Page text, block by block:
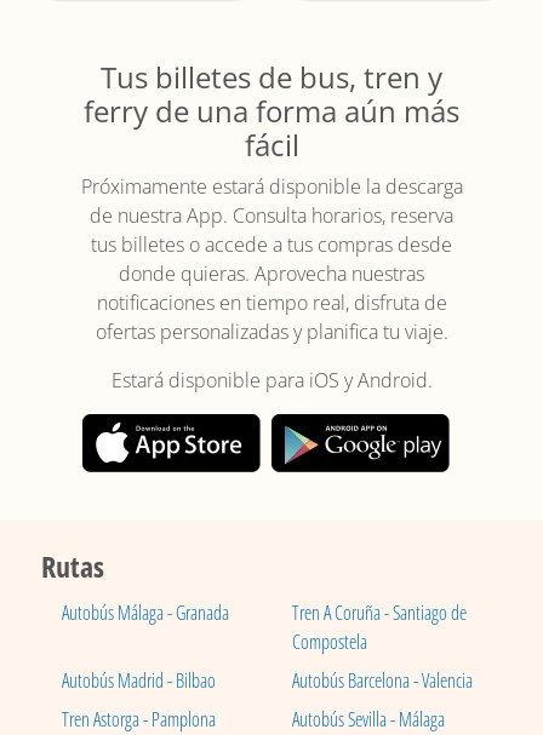
Tus billetes de bus, tren y
ferry de una forma aún más
fácil
Próximamente estará disponible la descarga
de nuestra App. Consulta horarios, reserva
tus billetes o accede a tus compras desde
donde quieras. Aprovecha nuestras
notificaciones en tiempo real, disfruta de
ofertas personalizadas y planifica tu viaje.
Estará disponible para iOS y Android.
Rutas
Autobús Málaga - Granada
Tren A Coruña - Santiago de
Compostela
Autobús Madrid - Bilbao
Autobús Barcelona - Valencia
Tren Astorga - Pamplona
Autobús Sevilla - Málaga